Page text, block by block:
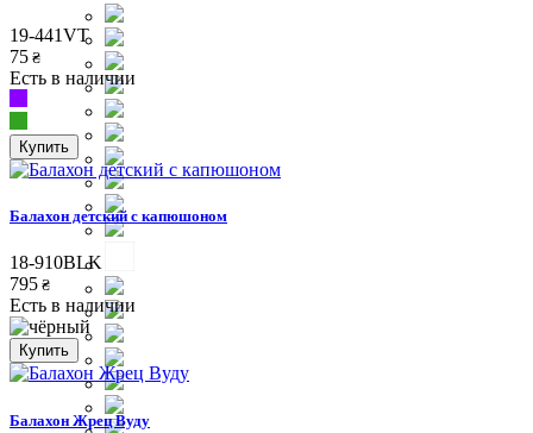
19-441VT
75 ₴
Есть в наличии
Купить
Балахон детский с капюшоном
18-910BLK
795 ₴
Есть в наличии
Купить
Балахон Жрец Вуду